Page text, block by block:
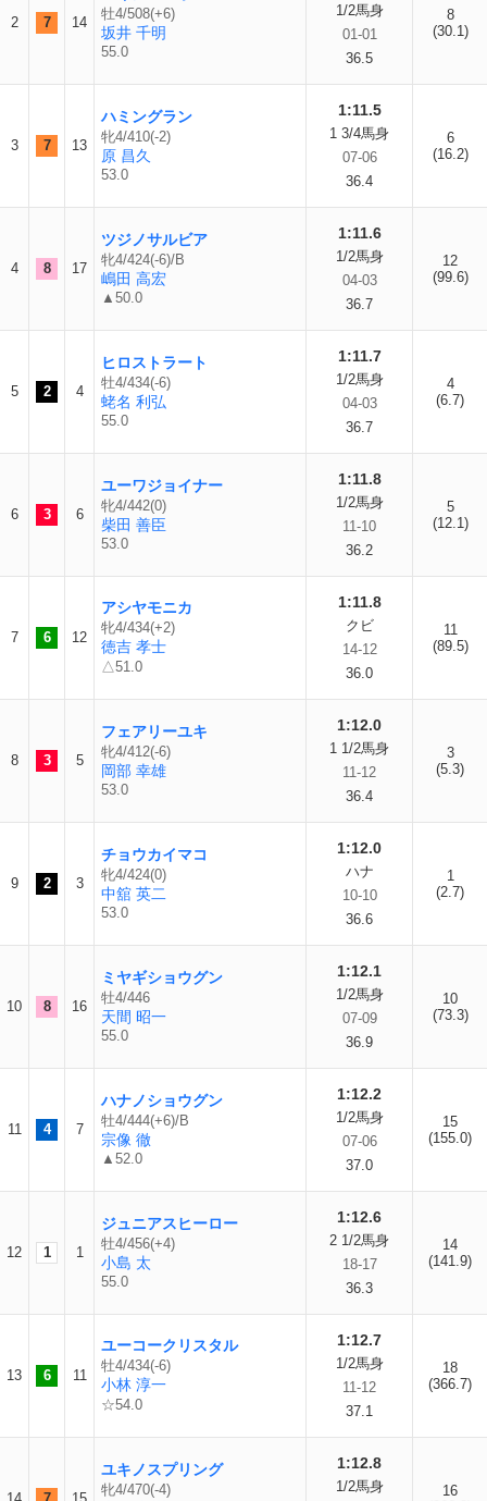
2 7 14
牡4/508(+6)
坂井 千明
55.0
1/2馬身
01-01
36.5
8
(30.1)
3 7 13
ハミングラン
牝4/410(-2)
原 昌久
53.0
1:11.5
1 3/4馬身
07-06
36.4
6
(16.2)
4 8 17
ツジノサルビア
牝4/424(-6)/B
嶋田 高宏
▲50.0
1:11.6
1/2馬身
04-03
36.7
12
(99.6)
5 2 4
ヒロストラート
牡4/434(-6)
蛯名 利弘
55.0
1:11.7
1/2馬身
04-03
36.7
4
(6.7)
6 3 6
ユーワジョイナー
牝4/442(0)
柴田 善臣
53.0
1:11.8
1/2馬身
11-10
36.2
5
(12.1)
7 6 12
アシヤモニカ
牝4/434(+2)
徳吉 孝士
△51.0
1:11.8
クビ
14-12
36.0
11
(89.5)
8 3 5
フェアリーユキ
牝4/412(-6)
岡部 幸雄
53.0
1:12.0
1 1/2馬身
11-12
36.4
3
(5.3)
9 2 3
チョウカイマコ
牝4/424(0)
中舘 英二
53.0
1:12.0
ハナ
10-10
36.6
1
(2.7)
10 8 16
ミヤギショウグン
牡4/446
天間 昭一
55.0
1:12.1
1/2馬身
07-09
36.9
10
(73.3)
11 4 7
ハナノショウグン
牡4/444(+6)/B
宗像 徹
▲52.0
1:12.2
1/2馬身
07-06
37.0
15
(155.0)
12 1 1
ジュニアスヒーロー
牡4/456(+4)
小島 太
55.0
1:12.6
2 1/2馬身
18-17
36.3
14
(141.9)
13 6 11
ユーコークリスタル
牡4/434(-6)
小林 淳一
☆54.0
1:12.7
1/2馬身
11-12
37.1
18
(366.7)
ユキノスプリング
牝4/470(-4)
1:12.8
1/2馬身
16